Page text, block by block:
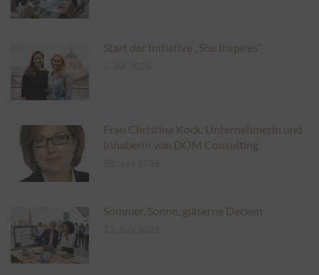
Start der Initiative „She Inspires“
Frau Christina Kock, Unternehmerin und
Inhaberin von DOM Consulting
Sommer, Sonne, gläserne Decken